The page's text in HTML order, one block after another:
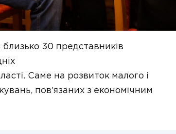
30 представників
Саме на розвиток малого і
пов’язаних з економічним